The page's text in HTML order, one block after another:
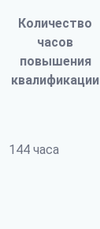
Количество
часов
повышения
квалификации
144 часа